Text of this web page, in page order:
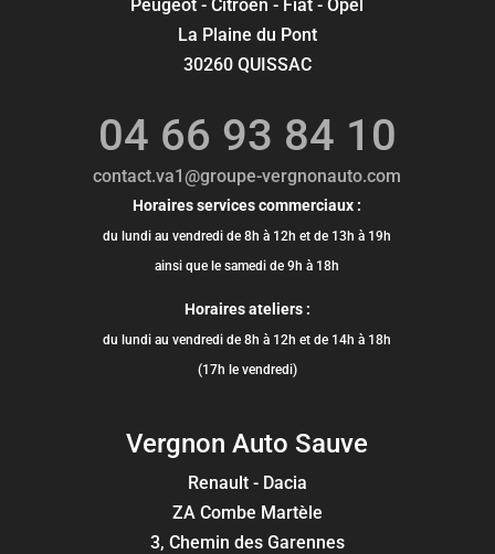
Peugeot - Citroën - Fiat - Opel
La Plaine du Pont
30260 QUISSAC
04 66 93 84 10
contact.va1@groupe-vergnonauto.com
Horaires services commerciaux :
du lundi au vendredi de 8h à 12h et de 13h à 19h
ainsi que le samedi de 9h à 18h
Horaires ateliers :
du lundi au vendredi de 8h à 12h et de 14h à 18h
(17h le vendredi)
Vergnon Auto Sauve
Renault - Dacia
ZA Combe Martèle
3, Chemin des Garennes